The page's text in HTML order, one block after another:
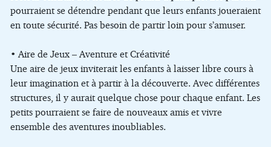
pourraient se détendre pendant que leurs enfants joueraient
en toute sécurité. Pas besoin de partir loin pour s’amuser.
• Aire de Jeux – Aventure et Créativité
Une aire de jeux inviterait les enfants à laisser libre cours à
leur imagination et à partir à la découverte. Avec différentes
structures, il y aurait quelque chose pour chaque enfant. Les
petits pourraient se faire de nouveaux amis et vivre
ensemble des aventures inoubliables.